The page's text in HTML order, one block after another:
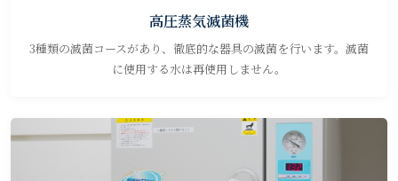
高圧蒸気滅菌機
3種類の滅菌コースがあり、徹底的な器具の滅菌を行います。滅菌
に使用する水は再使用しません。